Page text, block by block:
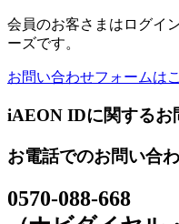
会員のお客さまはログイ
ーズです。
お問い合わせフォームは
iAEON IDに関するお
お電話でのお問い合
0570-088-668